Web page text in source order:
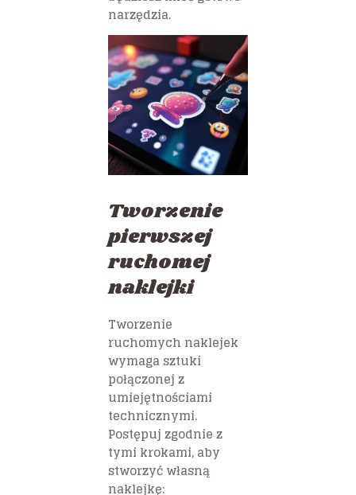
narzędzia.
Tworzenie
pierwszej
ruchomej
naklejki
Tworzenie
ruchomych naklejek
wymaga sztuki
połączonej z
umiejętnościami
technicznymi.
Postępuj zgodnie z
tymi krokami, aby
stworzyć własną
naklejkę: